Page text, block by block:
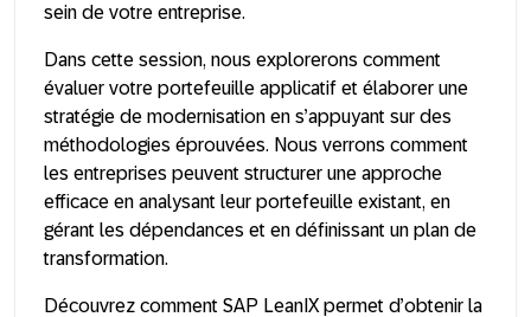
sein de votre entreprise.
Dans cette session, nous explorerons comment
évaluer votre portefeuille applicatif et élaborer une
stratégie de modernisation en s’appuyant sur des
méthodologies éprouvées. Nous verrons comment
les entreprises peuvent structurer une approche
efficace en analysant leur portefeuille existant, en
gérant les dépendances et en définissant un plan de
transformation.
Découvrez comment SAP LeanIX permet d’obtenir la